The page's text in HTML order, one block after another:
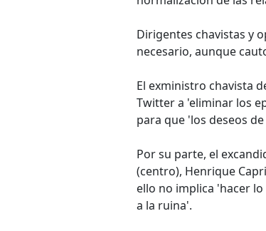
Dirigentes chavistas y
necesario, aunque
El exministro chavista
Twitter a 'eliminar los
para que 'los deseos
Por su parte, el
(centro), Henrique
ello no implica 'hacer
a la ruina'.